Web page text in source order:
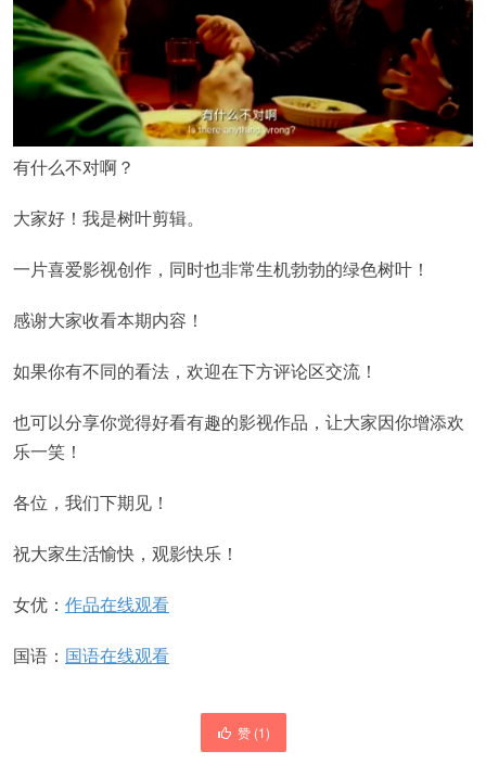
有什么不对啊？
大家好！我是树叶剪辑。
一片喜爱影视创作，同时也非常生机勃勃的绿色树叶！
感谢大家收看本期内容！
如果你有不同的看法，欢迎在下方评论区交流！
也可以分享你觉得好看有趣的影视作品，让大家因你增添欢
乐一笑！
各位，我们下期见！
祝大家生活愉快，观影快乐！
女优： 作品在线观看
国语： 国语在线观看
赞 (1)